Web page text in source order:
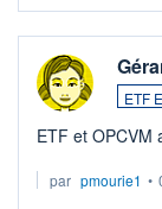
ETF
par pmourie1 •